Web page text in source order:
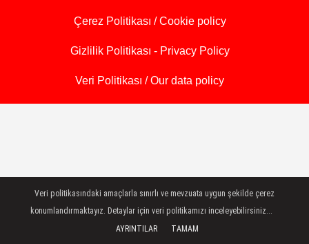
Çerez Politikası / Cookie policy
Gizlilik Politikası - Privacy Policy
Veri Politikası / Our data policy
Veri politikasındaki amaçlarla sınırlı ve mevzuata uygun şekilde çerez
konumlandırmaktayız. Detaylar için veri politikamızı inceleyebilirsiniz...
AYRINTILAR
TAMAM